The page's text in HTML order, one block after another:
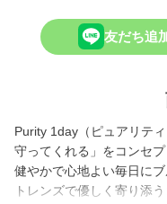
友だち追
Purity 1day（ピュアリテ
守ってくれる」をコンセプ
健やかで心地よい毎日に
トレンズで優しく寄り添